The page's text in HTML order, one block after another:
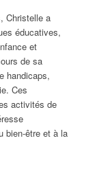
Christelle a
éducatives,
et
de sa
handicaps,
Ces
activités de
bien-être et à la